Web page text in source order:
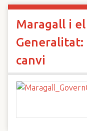
Maragall i
Generalitat:
canvi